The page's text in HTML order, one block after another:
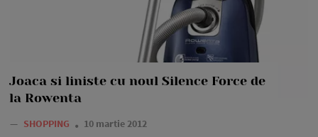
Joaca si liniste cu noul Silence Force de
la Rowenta
— SHOPPING 10 martie 2012